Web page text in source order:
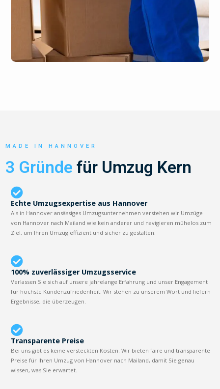
MADE IN HANNOVER
3 Gründe für Umzug Kern
Echte Umzugsexpertise aus Hannover
Als in Hannover ansässiges Umzugsunternehmen verstehen wir Umzüge
von Hannover nach Mailand wie kein anderer und navigieren mühelos zum
Ziel, um Ihren Umzug effizient und sicher zu gestalten.
100% zuverlässiger Umzugsservice
Verlassen Sie sich auf unsere jahrelange Erfahrung und unser Engagement
für höchste Kundenzufriedenheit. Wir stehen zu unserem Wort und liefern
Ergebnisse, die überzeugen.
Transparente Preise
Bei uns gibt es keine versteckten Kosten. Wir bieten faire und transparente
Preise für Ihren Umzug von Hannover nach Mailand, damit Sie genau
wissen, was Sie erwartet.